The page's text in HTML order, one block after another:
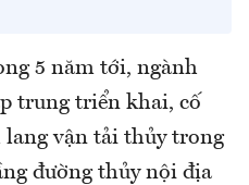
5 năm tới, ngành
trung triển khai, cố
lang vận tải thủy trong
đường thủy nội địa